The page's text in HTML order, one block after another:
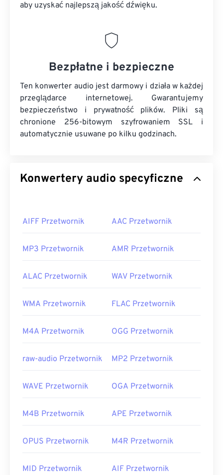
aby uzyskać najlepszą jakość dźwięku.
Bezpłatne i bezpieczne
Ten konwerter audio jest darmowy i działa w każdej
przeglądarce internetowej. Gwarantujemy
bezpieczeństwo i prywatność plików. Pliki są
chronione 256-bitowym szyfrowaniem SSL i
automatycznie usuwane po kilku godzinach.
Konwertery audio specyficzne
AIFF Przetwornik AAC Przetwornik
MP3 Przetwornik AMR Przetwornik
ALAC Przetwornik WAV Przetwornik
WMA Przetwornik FLAC Przetwornik
M4A Przetwornik OGG Przetwornik
raw-audio Przetwornik MP2 Przetwornik
WAVE Przetwornik OGA Przetwornik
M4B Przetwornik APE Przetwornik
OPUS Przetwornik M4R Przetwornik
MID Przetwornik AIF Przetwornik